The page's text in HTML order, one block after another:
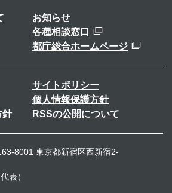
お知らせ
各種相談窓口
都庁総合ホームページ
サイトポリシー
個人情報保護方針
針
RSSの公開について
8001 東京都新宿区西新宿2-
表）